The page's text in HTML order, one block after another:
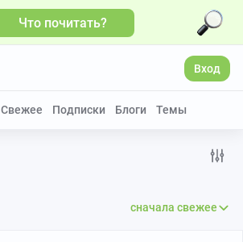
Что почитать?
Вход
Свежее Подписки Блоги Темы
сначала свежее
Больше видео